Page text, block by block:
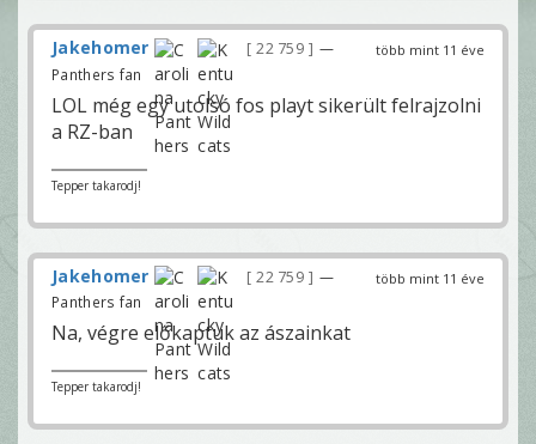
több mint 11 éve
Jakehomer 22 759
—
Panthers fan
LOL még egy utolsó fos playt sikerült felrajzolni
a RZ-ban
Tepper takarodj!
több mint 11 éve
Jakehomer 22 759
—
Panthers fan
Na, végre előkaptuk az ászainkat
Tepper takarodj!